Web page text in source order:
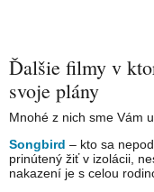
Ďalšie filmy v
svoje plány
Mnohé z nich sme Vám
Songbird – kto sa
prinútený žiť v izolácii,
nakazení je s celou